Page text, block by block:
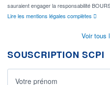
sauraient engager la responsabilité
Lire les mentions légales complètes
Voir tous
SOUSCRIPTION SCPI